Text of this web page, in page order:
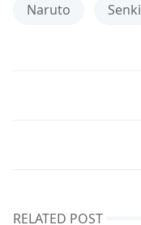
Naruto Senki
RELATED POST